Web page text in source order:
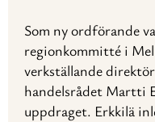
Som ny ordförande
regionkommitté i
verkställande
handelsrådet Martti
uppdraget. Erkkilä